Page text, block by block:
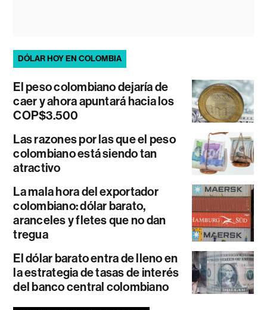
DÓLAR HOY EN COLOMBIA
El peso colombiano dejaría de
caer y ahora apuntará hacia los
COP$3.500
Las razones por las que el peso
colombiano está siendo tan
atractivo
La mala hora del exportador
colombiano: dólar barato,
aranceles y fletes que no dan
tregua
El dólar barato entra de lleno en
la estrategia de tasas de interés
del banco central colombiano